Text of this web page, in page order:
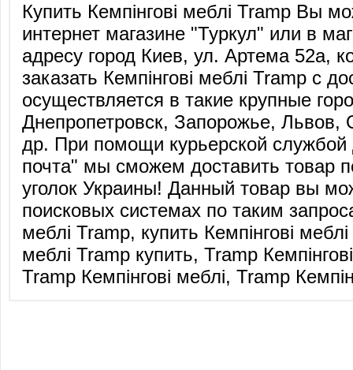
Купить Кемпінгові меблі Tramp Вы
интернет магазине "Туркул" или в
адресу город Киев, ул. Артема 52а,
заказать Кемпінгові меблі Tramp с
осуществляется в такие крупные
Днепропетровск, Запорожье, Львов,
др. При помощи курьерской службой
почта" мы сможем доставить товар
уголок Украины! Данный товар вы
поисковых системах по таким
меблі Tramp, купить Кемпінгові
меблі Tramp купить, Tramp
Tramp Кемпінгові меблі, Tramp